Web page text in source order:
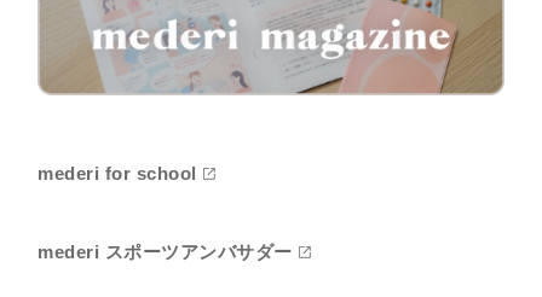
mederi for school
mederi スポーツアンバサダー